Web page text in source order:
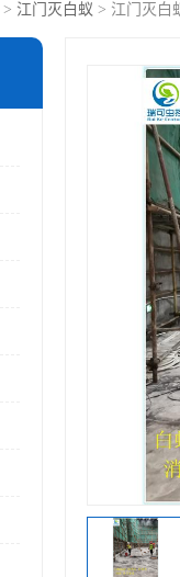
> 江门灭白蚁 > 江门灭白